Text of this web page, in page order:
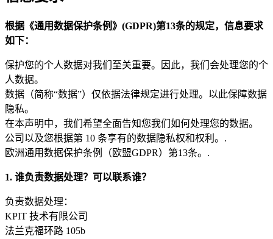
根据《通用数据保护条例》(GDPR)第13条的规定，信息要求
如下：
保护您的个人数据对我们至关重要。因此，我们会处理您的个
人数据。
数据（简称“数据”）仅依据法律规定进行处理。以此保障数据
隐私。
在本声明中，我们希望全面告知您我们如何处理您的数据。
公司以及您根据第 10 条享有的数据隐私权和权利。.
欧洲通用数据保护条例（欧盟GDPR）第13条。.
1. 谁负责数据处理？可以联系谁？
负责数据处理：
KPIT 技术有限公司
法兰克福环路 105b